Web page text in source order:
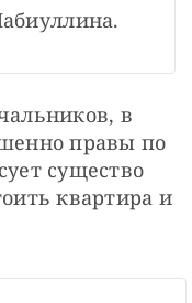
в
правы по
существо
квартира и